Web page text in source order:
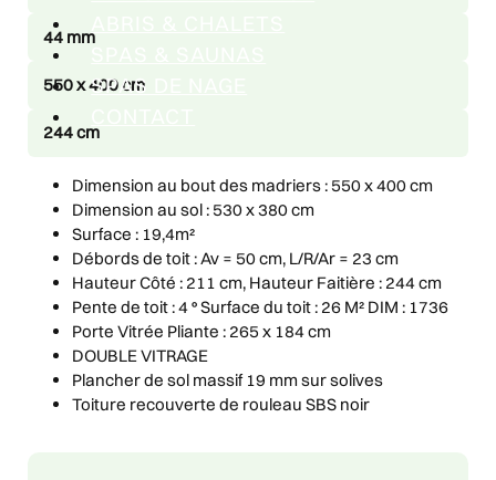
SPAS DE NAGE
44 mm
550 x 400 cm
244 cm
Dimension au bout des madriers : 550 x 400 cm
Dimension au sol : 530 x 380 cm
Surface : 19,4m²
Débords de toit : Av = 50 cm, L/R/Ar = 23 cm
Hauteur Côté : 211 cm, Hauteur Faitière : 244 cm
Pente de toit : 4 ° Surface du toit : 26 M² DIM : 1736
Porte Vitrée Pliante : 265 x 184 cm
DOUBLE VITRAGE
Plancher de sol massif 19 mm sur solives
Toiture recouverte de rouleau SBS noir